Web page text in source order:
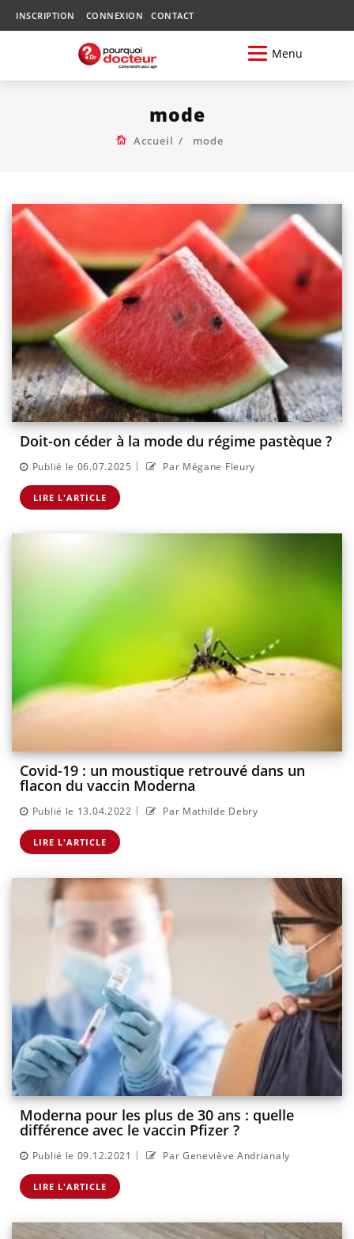
INSCRIPTION CONNEXION CONTACT
Menu
mode
Accueil mode
Doit-on céder à la mode du régime pastèque ?
Publié le 06.07.2025 | Par Mégane Fleury
LIRE L'ARTICLE
Covid-19 : un moustique retrouvé dans un
flacon du vaccin Moderna
Publié le 13.04.2022 | Par Mathilde Debry
LIRE L'ARTICLE
Moderna pour les plus de 30 ans : quelle
différence avec le vaccin Pfizer ?
Publié le 09.12.2021 | Par Geneviève Andrianaly
LIRE L'ARTICLE